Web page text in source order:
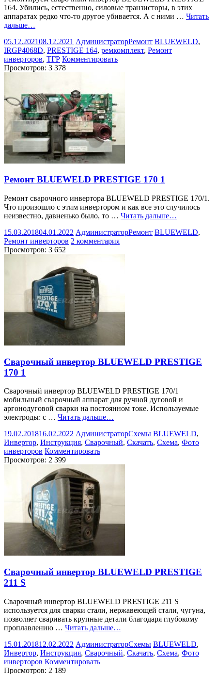
164. Убились, естественно, силовые транзисторы, в этих
аппаратах редко что-то другое убивается. А с ними … Читать
дальше…
05.12.202108.12.2021 АдминистраторРемонт BLUEWELD,
IRGP4068D, PRESTIGE 164, ремкомплект, Ремонт
инверторов, ТГР Комментировать
Просмотров: 3 378
Ремонт BLUEWELD PRESTIGE 170 1
Ремонт сварочного инвертора BLUEWELD PRESTIGE 170/1.
Что произошло с этим инвертором и как все это случилось
неизвестно, давненько было, то … Читать дальше…
15.03.201804.01.2022 АдминистраторРемонт BLUEWELD,
Ремонт инверторов 2 комментария
Просмотров: 3 652
Сварочный инвертор BLUEWELD PRESTIGE
170 1
Сварочный инвертор BLUEWELD PRESTIGE 170/1
мобильный сварочный аппарат для ручной дуговой и
аргонодуговой сварки на постоянном токе. Используемые
электроды: с … Читать дальше…
19.02.201816.02.2022 АдминистраторСхемы BLUEWELD,
Инвертор, Инструкция, Сварочный, Скачать, Схема, Фото
инверторов Комментировать
Просмотров: 2 399
Сварочный инвертор BLUEWELD PRESTIGE
211 S
Сварочный инвертор BLUEWELD PRESTIGE 211 S
используется для сварки стали, нержавеющей стали, чугуна,
позволяет сваривать крупные детали благодаря глубокому
проплавлению … Читать дальше…
15.01.201812.02.2022 АдминистраторСхемы BLUEWELD,
Инвертор, Инструкция, Сварочный, Скачать, Схема, Фото
инверторов Комментировать
Просмотров: 2 189